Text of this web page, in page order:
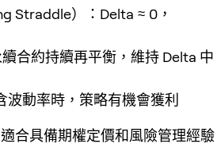
Straddle）：Delta ≈ 0，
續合約持續再平衡，維持 Delta 中
波動率時，策略有機會獲利
合具備期權定價和風險管理經驗